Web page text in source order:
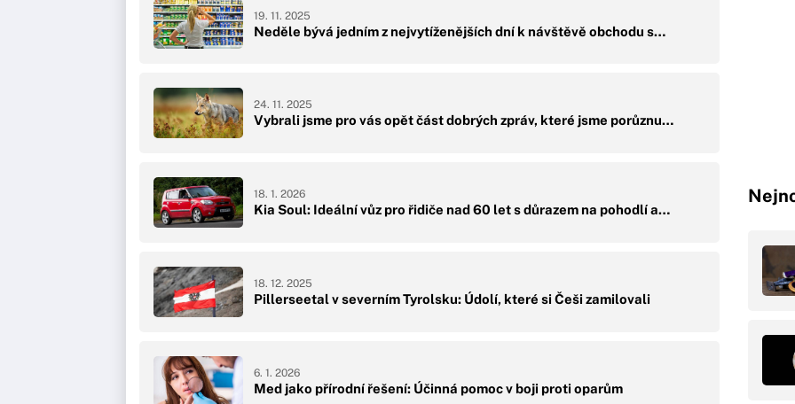
Neděle bývá jedním z nejvytíženějších dní k návštěvě obchodu s…
19. 11. 2025
Vybrali jsme pro vás opět část dobrých zpráv, které jsme porůznu…
24. 11. 2025
Kia Soul: Ideální vůz pro řidiče nad 60 let s důrazem na pohodlí a…
18. 1. 2026
Pillerseetal v severním Tyrolsku: Údolí, které si Češi zamilovali
18. 12. 2025
Med jako přírodní řešení: Účinná pomoc v boji proti oparům
6. 1. 2026